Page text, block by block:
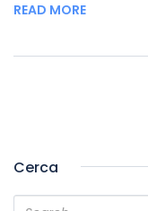
READ MORE
Cerca